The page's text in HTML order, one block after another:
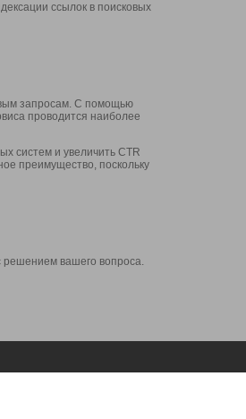
ссылок в поисковых
запросам. С помощью
проводится наиболее
систем и увеличить CTR
преимущество, поскольку
решением вашего вопроса.